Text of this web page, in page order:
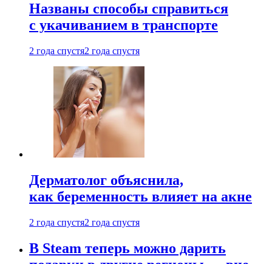
Названы способы справиться
с укачиванием в транспорте
2 года спустя2 года спустя
Дерматолог объяснила,
как беременность влияет на акне
2 года спустя2 года спустя
В Steam теперь можно дарить